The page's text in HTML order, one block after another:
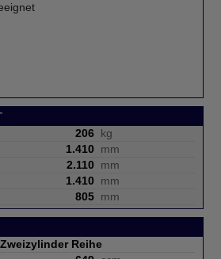
206 kg
1.410
mm
2.110
mm
1.410
mm
805 mm
Zweizylinder Reihe